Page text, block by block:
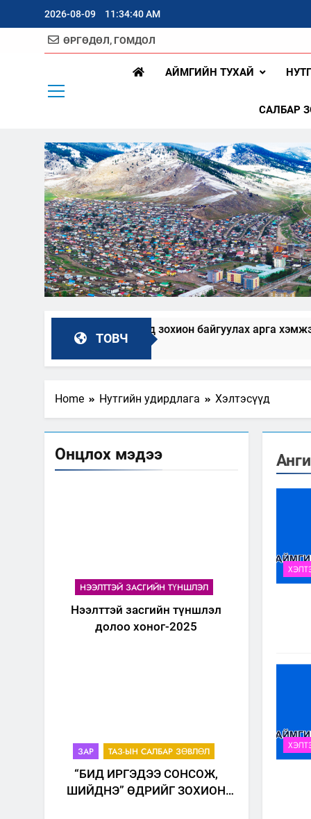
2026-08-09 11:34:41 AM
ӨРГӨДӨЛ, ГОМДОЛ
АЙМГИЙН ТУХАЙ
САЛБАР
ТОВЧ
аяны хүрээнд зохион байгуулах арга хэмжээний
Home Нутгийн удирдлага Хэлтэсүүд
Онцлох мэдээ
НЭЭЛТТЭЙ ЗАСГИЙН ТҮНШЛЭЛ
Нээлттэй засгийн түншлэл
долоо хоног-2025
ЗАР ТАЗ-ЫН САЛБАР ЗӨВЛӨЛ
“БИД ИРГЭДЭЭ СОНСОЖ,
ШИЙДНЭ” ӨДРИЙГ ЗОХИОН